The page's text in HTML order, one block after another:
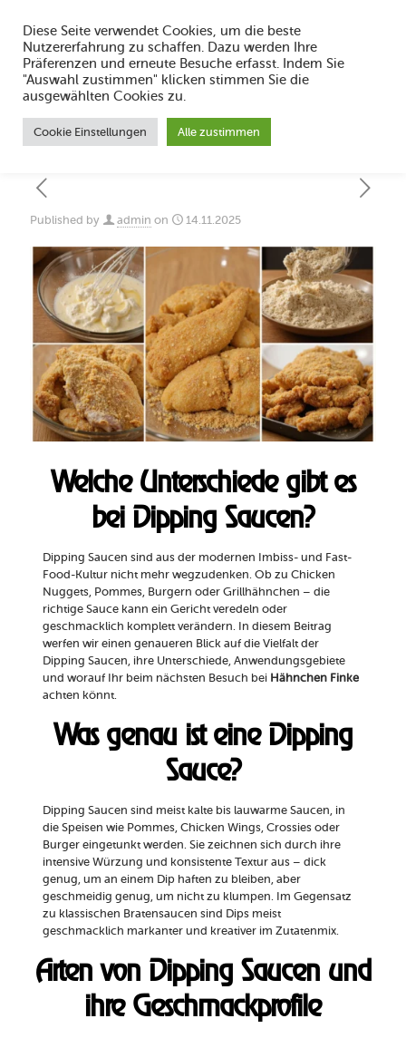
Welche Unterschiede gibt es bei Dipping
Published by admin on 14.11.2025
Welche Unterschiede gibt es
bei Dipping Saucen?
Dipping Saucen sind aus der modernen Imbiss- und Fast-
Food-Kultur nicht mehr wegzudenken. Ob zu Chicken
Nuggets, Pommes, Burgern oder Grillhähnchen – die
richtige Sauce kann ein Gericht veredeln oder
geschmacklich komplett verändern. In diesem Beitrag
werfen wir einen genaueren Blick auf die Vielfalt der
Dipping Saucen, ihre Unterschiede, Anwendungsgebiete
und worauf Ihr beim nächsten Besuch bei Hähnchen Finke
achten könnt.
Was genau ist eine Dipping
Sauce?
Dipping Saucen sind meist kalte bis lauwarme Saucen, in
die Speisen wie Pommes, Chicken Wings, Crossies oder
Burger eingetunkt werden. Sie zeichnen sich durch ihre
intensive Würzung und konsistente Textur aus – dick
genug, um an einem Dip haften zu bleiben, aber
geschmeidig genug, um nicht zu klumpen. Im Gegensatz
zu klassischen Bratensaucen sind Dips meist
geschmacklich markanter und kreativer im Zutatenmix.
Arten von Dipping Saucen und
ihre Geschmackprofile
Diese Seite verwendet Cookies, um die beste
Nutzererfahrung zu schaffen. Dazu werden Ihre
Präferenzen und erneute Besuche erfasst. Indem Sie
"Auswahl zustimmen" klicken stimmen Sie die
ausgewählten Cookies zu.
Cookie Einstellungen Alle zustimmen